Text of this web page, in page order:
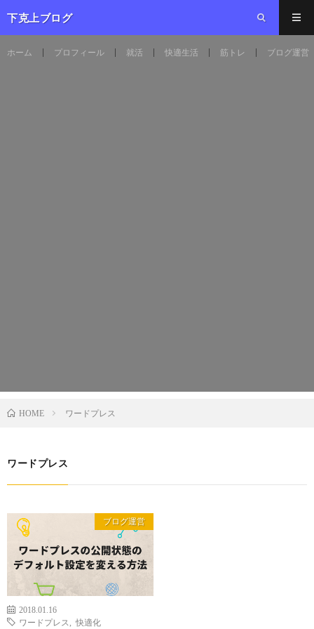
下克上ブログ
ホーム プロフィール 就活 快適生活 筋トレ ブログ運営
HOME ワードプレス
ワードプレス
ブログ運営
2018.01.16
ワードプレス
快適化